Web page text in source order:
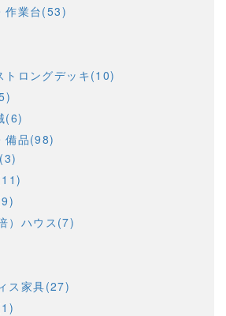
作業台(53)
トロングデッキ(10)
(6)
備品(98)
）ハウス(7)
ス家具(27)